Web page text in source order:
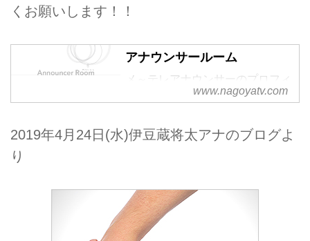
くお願いします！！
アナウンサールーム
メ～テレアナウンサーのプロフィ
ールページです。www.nagoyatv.com
2019年4月24日(水)伊豆蔵将太アナのブログよ
り